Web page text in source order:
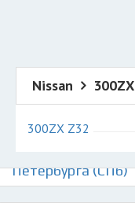
Nissan 300ZX
300ZX Z32
Петербурга (СПб)